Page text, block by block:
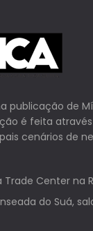
publicação de
é feita
cenários de
Trade Center na
do Suá,